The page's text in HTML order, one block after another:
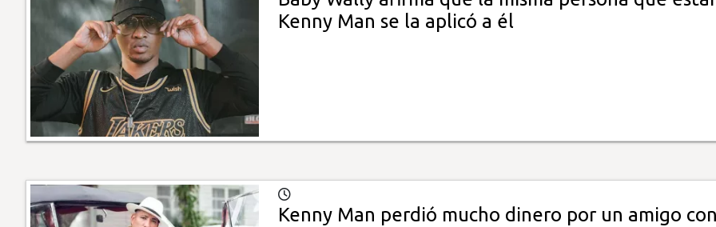
Kenny Man se la aplicó a él
Kenny Man perdió mucho dinero por un amigo